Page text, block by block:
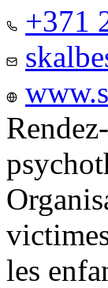
+371
les